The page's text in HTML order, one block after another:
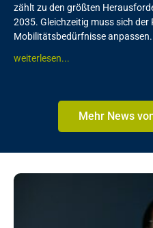
zählt zu den größten
2035. Gleichzeitig muss sich der
Mobilitätsbedürfnisse anpassen.
weiterlesen...
Mehr News